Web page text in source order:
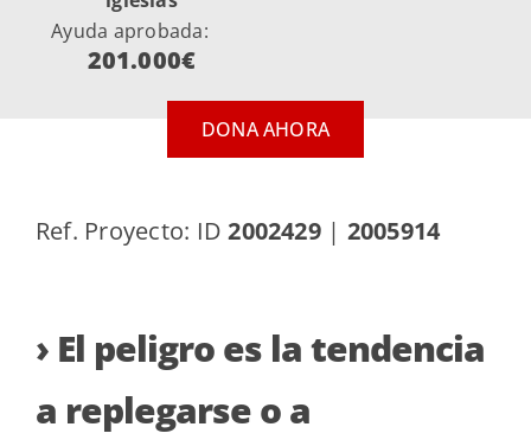
Ayuda aprobada:
201.000€
DONA AHORA
Ref. Proyecto: ID2002429| 2005914
› El peligro es la tendencia
a replegarse o a